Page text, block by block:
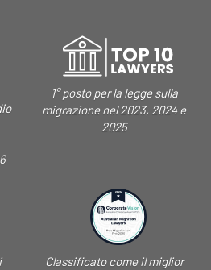
1° posto per la legge sulla
migrazione nel 2023, 2024 e
2025
Classificato come il miglior